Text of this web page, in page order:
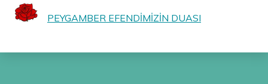
PEYGAMBER EFENDİMİZİN DUASI